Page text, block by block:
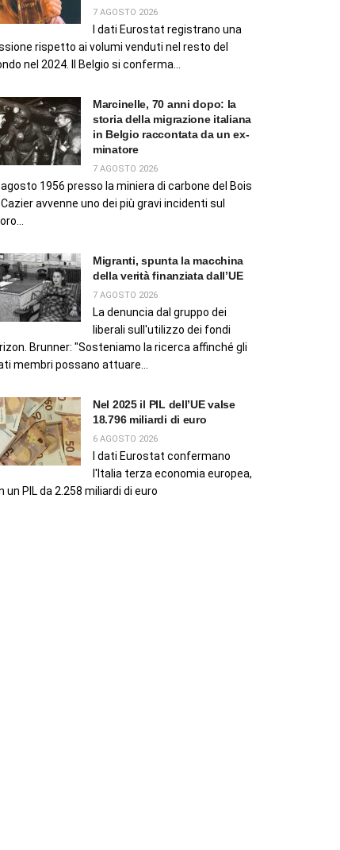
7 AGOSTO 2026
I dati Eurostat registrano una
rispetto ai volumi venduti nel resto del
nel 2024. Il Belgio si conferma...
Marcinelle, 70 anni dopo: la
storia della migrazione italiana
in Belgio raccontata da un ex-
minatore
7 AGOSTO 2026
agosto 1956 presso la miniera di carbone del Bois
avvenne uno dei più gravi incidenti sul
Migranti, spunta la macchina
della verità finanziata dall’UE
7 AGOSTO 2026
La denuncia dal gruppo dei
liberali sull'utilizzo dei fondi
Brunner: "Sosteniamo la ricerca affinché gli
membri possano attuare...
Nel 2025 il PIL dell’UE valse
18.796 miliardi di euro
6 AGOSTO 2026
I dati Eurostat confermano
l'Italia terza economia europea,
un PIL da 2.258 miliardi di euro